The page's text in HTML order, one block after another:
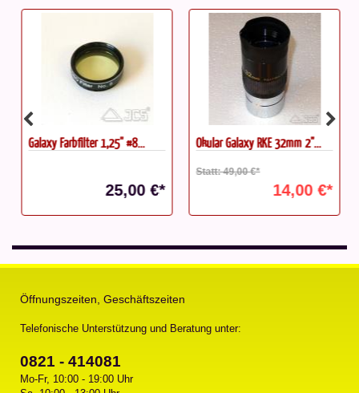
Galaxy Farbfilter 1,25'' #8...
25,00 €*
Okular Galaxy RKE 32mm 2"...
Statt: 49,00 €*
14,00 €*
Öffnungszeiten, Geschäftszeiten
Telefonische Unterstützung und Beratung unter:
0821 - 414081
Mo-Fr, 10:00 - 19:00 Uhr